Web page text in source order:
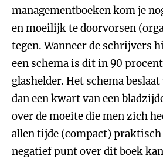
managementboeken kom je
en moeilijk te doorvorsen
tegen. Wanneer de schrijvers
een schema is dit in 90
glashelder. Het schema
dan een kwart van een
over de moeite die men zich
allen tijde (compact) praktisch
negatief punt over dit boek